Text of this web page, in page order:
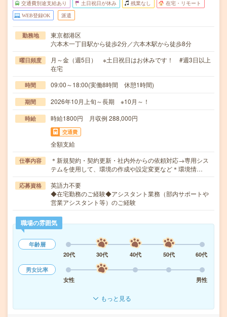
交通費別途支給あり 土日祝日が休み 残業なし 在宅・リモート
WEB登録OK 派遣
勤務地
東京都港区
六本木一丁目駅から徒歩2分／六本木駅から徒歩8分
曜日頻度
月～金（週5日） ※土日祝日はお休みです！ #週3日以上
在宅
時間 09:00～18:00(実働8時間 休憩1時間)
期間 2026年10月上旬～長期 ※10月～！
時給 時給1800円 月収例 288,000円
交通費
全額支給
仕事内容
＊新規契約・契約更新・社内外からの依頼対応→専用シス
テムを使用して、環境の作成や設定変更など＊環境情…
応募資格
英語力不要
◆在宅勤務のご経験◆アシスタント業務（部内サポートや
営業アシスタント等）のご経験
職場の雰囲気
年齢層
20代
30代 40代 50代
60代
男女比率
女性
男性
もっと見る